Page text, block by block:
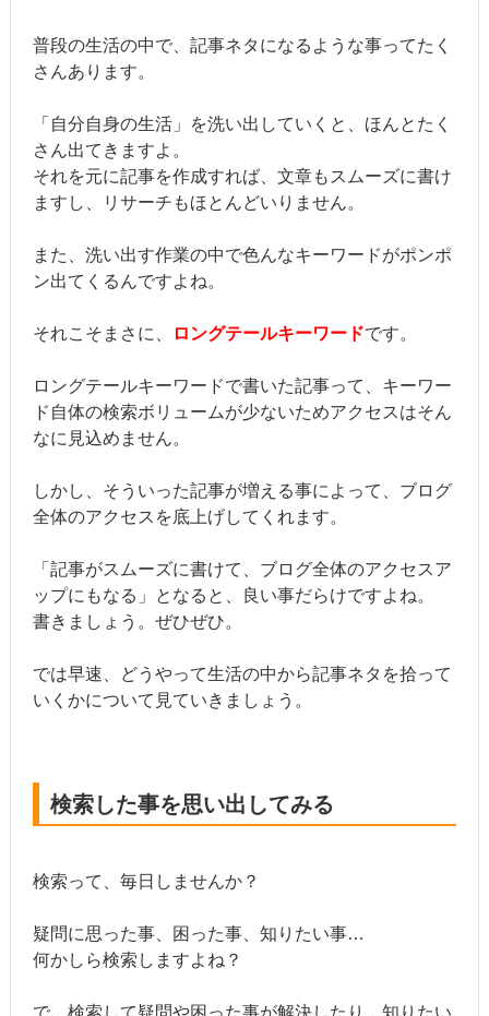
普段の生活の中で、記事ネタになるような事ってたく
さんあります。
「自分自身の生活」を洗い出していくと、ほんとたく
さん出てきますよ。
それを元に記事を作成すれば、文章もスムーズに書け
ますし、リサーチもほとんどいりません。
また、洗い出す作業の中で色んなキーワードがポンポ
ン出てくるんですよね。
それこそまさに、 ロングテールキーワードです。
ロングテールキーワードで書いた記事って、キーワー
ド自体の検索ボリュームが少ないためアクセスはそん
なに見込めません。
しかし、そういった記事が増える事によって、ブログ
全体のアクセスを底上げしてくれます。
「記事がスムーズに書けて、ブログ全体のアクセスア
ップにもなる」となると、良い事だらけですよね。
書きましょう。ぜひぜひ。
では早速、どうやって生活の中から記事ネタを拾って
いくかについて見ていきましょう。
検索した事を思い出してみる
検索って、毎日しませんか？
疑問に思った事、困った事、知りたい事…
何かしら検索しますよね？
で、検索して疑問や困った事が解決したり、知りたい